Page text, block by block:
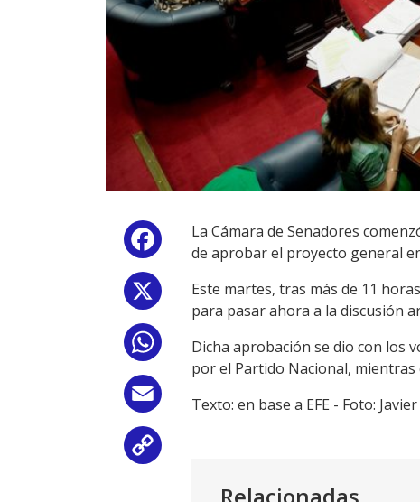
Facebook
WhatsApp
Email
La Cámara de Senadores
de aprobar el proyecto general
Este martes, tras más de 11
para pasar ahora a la discusión
Dicha aprobación se dio con los
por el Partido Nacional,
Texto: en base a EFE - Foto: